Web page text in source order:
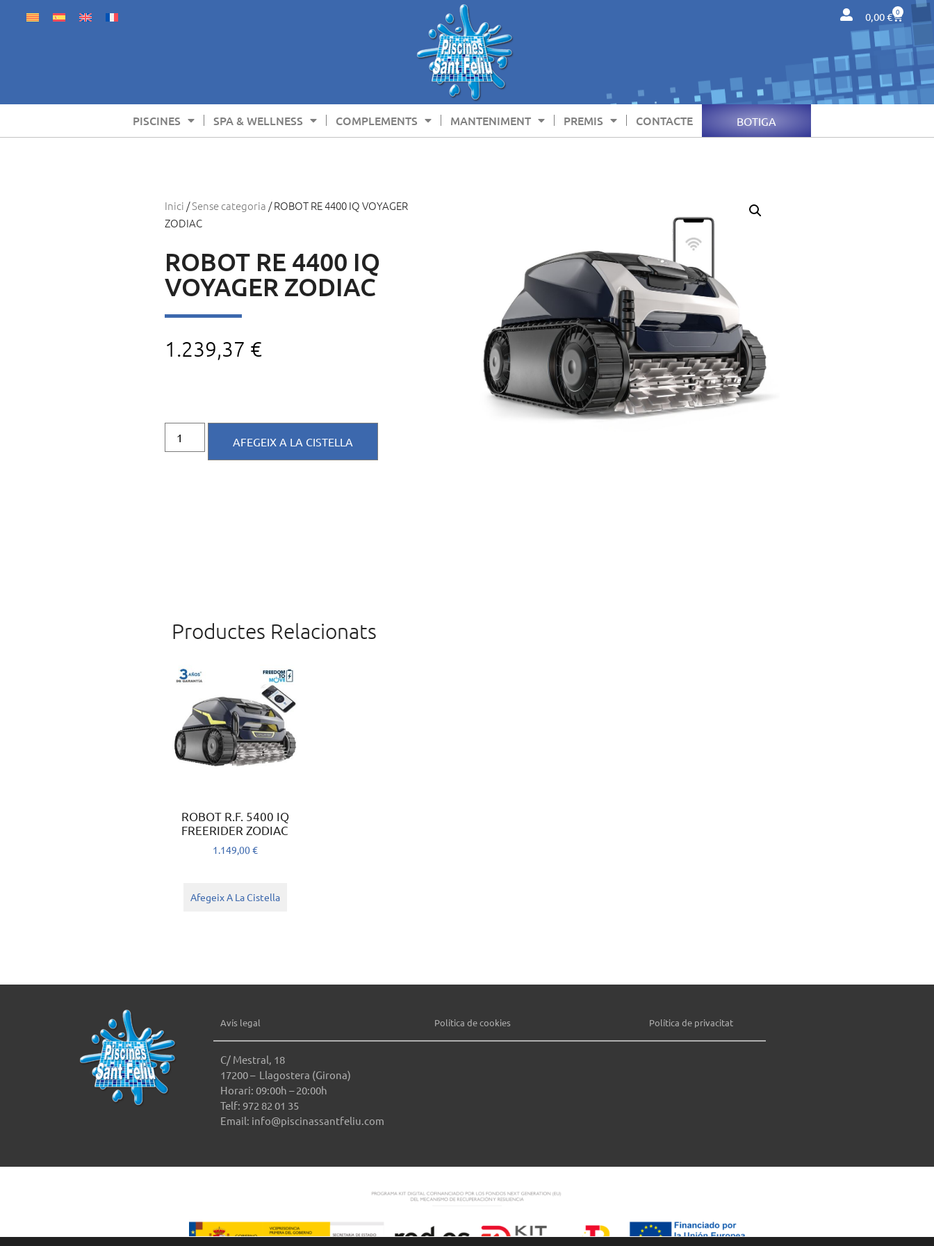
0,00€ 0
PISCINES SPA & WELLNESS COMPLEMENTS MANTENIMENT PREMIS CONTACTE BOTIGA
Inici /Sense categoria / ROBOT RE 4400 IQ VOYAGER
ZODIAC
ROBOT RE 4400 IQ
VOYAGER ZODIAC
1.239,37 €
AFEGEIX A LA CISTELLA
Productes Relacionats
ROBOT R.F. 5400 IQ
FREERIDER ZODIAC
1.149,00€
Afegeix A La Cistella
Avís legal Política de cookies Política de privacitat
C/ Mestral, 18
17200 – Llagostera (Girona)
Horari: 09:00h – 20:00h
Telf: 972 82 01 35
Email: info@piscinassantfeliu.com